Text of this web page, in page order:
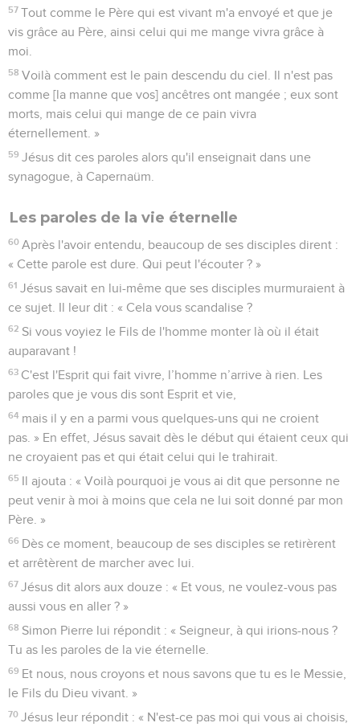
57 Tout comme le Père qui est vivant m'a envoyé et que je
vis grâce au Père, ainsi celui qui me mange vivra grâce à
moi.
58 Voilà comment est le pain descendu du ciel. Il n'est pas
comme [la manne que vos] ancêtres ont mangée ; eux sont
morts, mais celui qui mange de ce pain vivra
éternellement. »
59 Jésus dit ces paroles alors qu'il enseignait dans une
synagogue, à Capernaüm.
Les paroles de la vie éternelle
60 Après l'avoir entendu, beaucoup de ses disciples dirent :
« Cette parole est dure. Qui peut l'écouter ? »
61 Jésus savait en lui-même que ses disciples murmuraient à
ce sujet. Il leur dit : « Cela vous scandalise ?
62 Si vous voyiez le Fils de l'homme monter là où il était
auparavant !
63 C'est l'Esprit qui fait vivre, l’homme n’arrive à rien. Les
paroles que je vous dis sont Esprit et vie,
64 mais il y en a parmi vous quelques-uns qui ne croient
pas. » En effet, Jésus savait dès le début qui étaient ceux qui
ne croyaient pas et qui était celui qui le trahirait.
65 Il ajouta : « Voilà pourquoi je vous ai dit que personne ne
peut venir à moi à moins que cela ne lui soit donné par mon
Père. »
66 Dès ce moment, beaucoup de ses disciples se retirèrent
et arrêtèrent de marcher avec lui.
67 Jésus dit alors aux douze : « Et vous, ne voulez-vous pas
aussi vous en aller ? »
68 Simon Pierre lui répondit : « Seigneur, à qui irions-nous ?
Tu as les paroles de la vie éternelle.
69 Et nous, nous croyons et nous savons que tu es le Messie,
le Fils du Dieu vivant. »
70 Jésus leur répondit : « N'est-ce pas moi qui vous ai choisis,